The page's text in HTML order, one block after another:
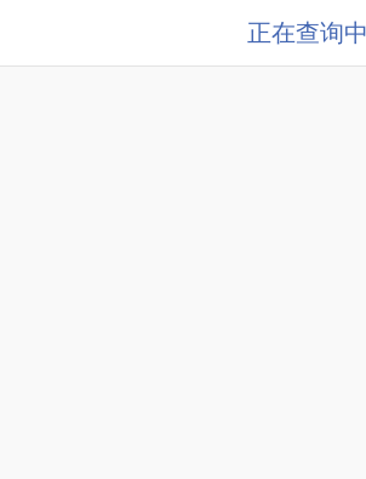
正在查询中